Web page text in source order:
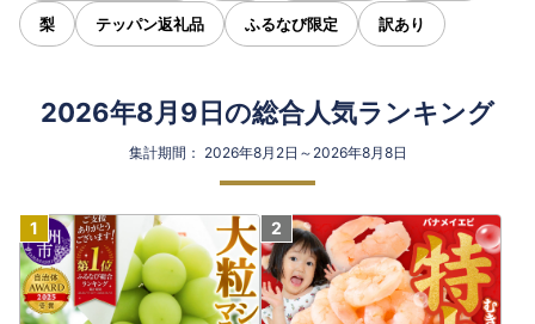
梨 テッパン返礼品 ふるなび限定 訳あり
2026年8月9日の総合人気ランキング
集計期間： 2026年8月2日～2026年8月8日